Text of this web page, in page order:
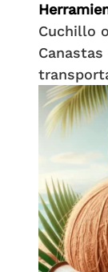
Cuchillo